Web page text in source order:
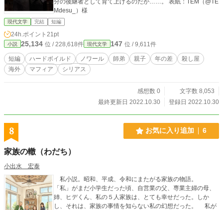
分の後継者として育て上げるのだが……。 表紙：TEM（@TE
Mdesu_）様
現代文学 完結 短編
24h.ポイント 21pt
小説 25,134 位 / 228,618件 現代文学 147 位 / 9,611件
短編 ハードボイルド ノワール 師弟 親子 年の差
殺し屋
海外
マフィア シリアス
感想数 0
文字数 8,053
最終更新日 2022.10.30
登録日 2022.10.30
8 お気に入り追加 6
家族の轍（わだち）
小出水 宏泰
私小説。昭和、平成、令和にまたがる家族の物語。
「私」がまだ小学生だった頃、自営業の父、専業主婦の母、
姉、ヒデくん、私の５人家族は、とても幸せだった。しか
し、それは、家族の事情を知らない私の幻想だった。 私が